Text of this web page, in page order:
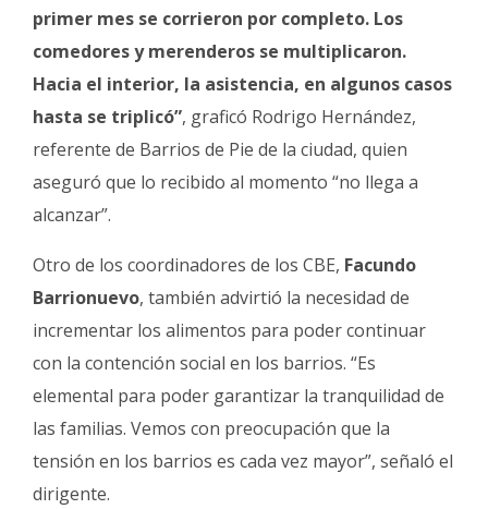
primer mes se corrieron por completo. Los
comedores y merenderos se multiplicaron.
Hacia el interior, la asistencia, en algunos casos
hasta se triplicó”, graficó Rodrigo Hernández,
referente de Barrios de Pie de la ciudad, quien
aseguró que lo recibido al momento “no llega a
alcanzar”.
Otro de los coordinadores de los CBE, Facundo
Barrionuevo, también advirtió la necesidad de
incrementar los alimentos para poder continuar
con la contención social en los barrios. “Es
elemental para poder garantizar la tranquilidad de
las familias. Vemos con preocupación que la
tensión en los barrios es cada vez mayor”, señaló el
dirigente.